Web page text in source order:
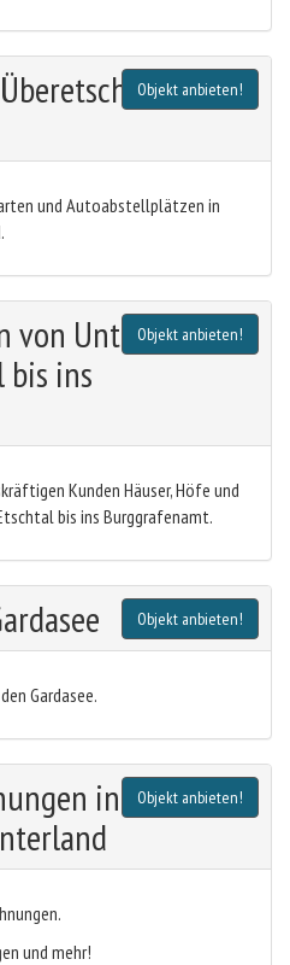
Objekt anbieten!
und
und Autoabstellplätzen in
Objekt anbieten!
von Unterland
bis ins
Kunden Häuser, Höfe und
bis ins Burggrafenamt.
Objekt anbieten!
Gardasee.
Objekt anbieten!
in
und mehr!